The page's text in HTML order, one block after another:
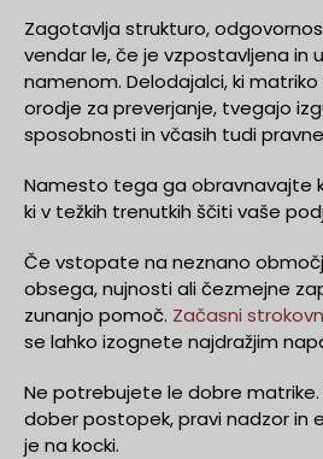
Zagotavlja strukturo,
vendar le, če je vzpostavljena in
namenom. Delodajalci, ki
orodje za preverjanje, tvegajo
sposobnosti in včasih tudi
Namesto tega ga obravnavajte
ki v težkih trenutkih ščiti vaše
Če vstopate na neznano
obsega, nujnosti ali čezmejne
zunanjo pomoč. Začasni
se lahko izognete najdražjim
Ne potrebujete le dobre
dober postopek, pravi nadzor in
je na kocki.